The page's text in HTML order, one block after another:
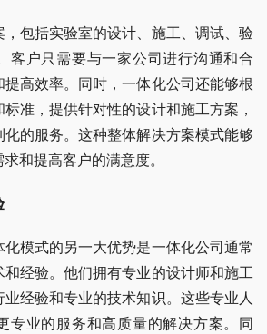
包括实验室的设计、施工、调试、验
客户只需要与一家公司进行沟通和合
高效率。同时，一体化公司还能够根
准，提供针对性的设计和施工方案，
的服务。这种整体解决方案模式能够
和提高客户的满意度。
模式的另一大优势是一体化公司通常
经验。他们拥有专业的设计师和施工
经验和专业的技术知识。这些专业人
专业的服务和高质量的解决方案。同